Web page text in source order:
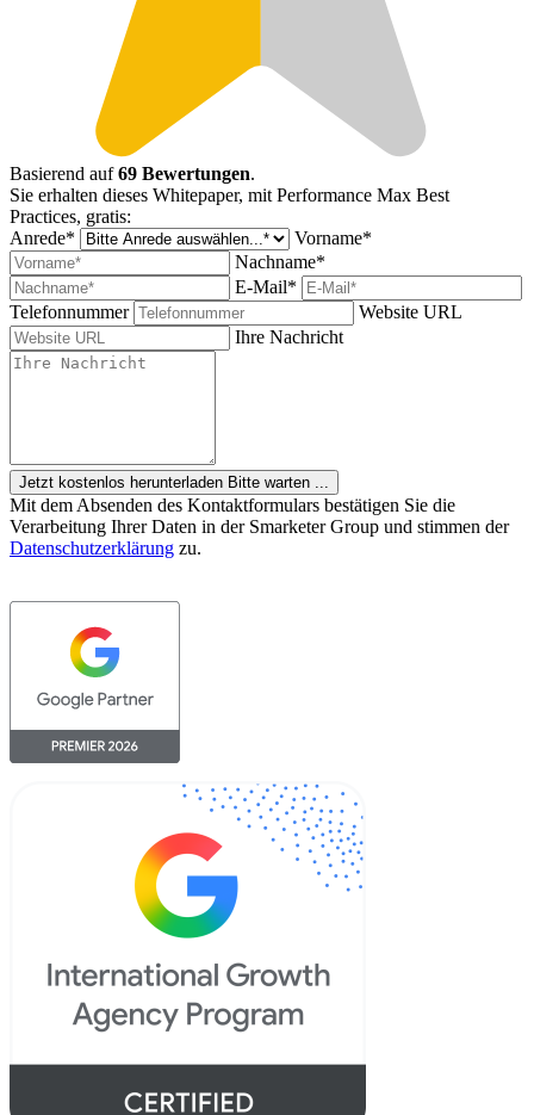
Basierend auf69 Bewertungen.
Sie erhalten dieses Whitepaper, mit Performance Max Best
Practices, gratis:
Anrede*
Vorname*
Nachname*
E-Mail*
Telefonnummer
Website URL
Ihre Nachricht
Jetzt kostenlos herunterladen Bitte warten ...
Mit dem Absenden des Kontaktformulars bestätigen Sie die
Verarbeitung Ihrer Daten in der Smarketer Group und stimmen der
Datenschutzerklärung zu.